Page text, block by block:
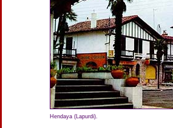
Hendaya (Lapurdi).